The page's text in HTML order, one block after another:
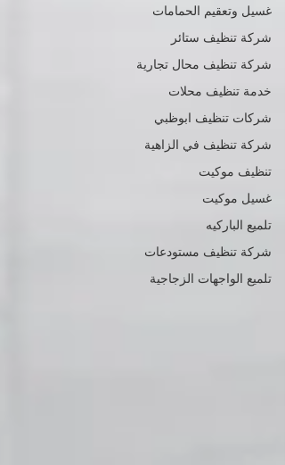
غسيل وتعقيم الحمامات
شركة تنظيف ستائر
شركة تنظيف محال تجارية
خدمة تنظيف محلات
شركات تنظيف ابوظبي
شركة تنظيف في الزاهية
تنظيف موكيت
غسيل موكيت
تلميع الباركيه
شركة تنظيف مستودعات
تلميع الواجهات الزجاجية